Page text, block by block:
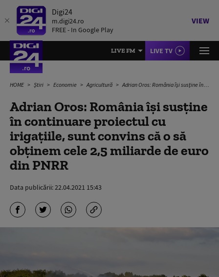
Digi24
m.digi24.ro
FREE - In Google Play
VIEW
LIVE FM LIVE TV
HOME Știri Economie Agricultură Adrian Oros: România își susține în continuare proiectul cu irigațiile, sunt convins că o să obținem cele 2,5 miliarde de euro din PNRR
Adrian Oros: România își susține
în continuare proiectul cu
irigațiile, sunt convins că o să
obținem cele 2,5 miliarde de euro
din PNRR
Data publicării:22.04.2021 15:43